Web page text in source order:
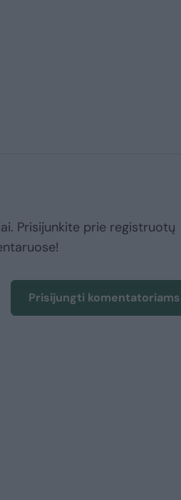
Prisijunkite prie registruotų
Prisijungti komentatoriams